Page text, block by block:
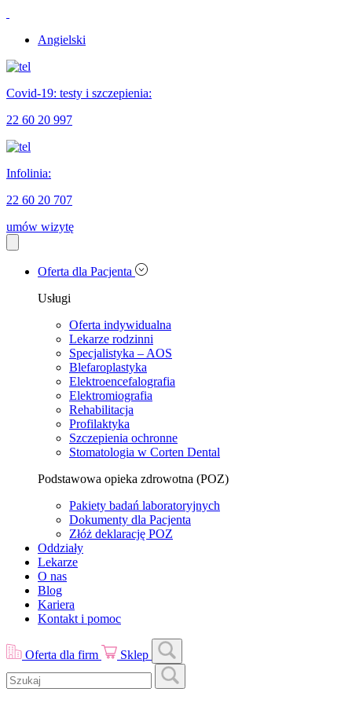
Angielski
Covid-19: testy i szczepienia:
22 60 20 997
Infolinia:
22 60 20 707
umów wizytę
Oferta dla Pacjenta
Usługi
Oferta indywidualna
Lekarze rodzinni
Specjalistyka – AOS
Blefaroplastyka
Elektroencefalografia
Elektromiografia
Rehabilitacja
Profilaktyka
Szczepienia ochronne
Stomatologia w Corten Dental
Podstawowa opieka zdrowotna (POZ)
Pakiety badań laboratoryjnych
Dokumenty dla Pacjenta
Złóż deklarację POZ
Oddziały
Lekarze
O nas
Blog
Kariera
Kontakt i pomoc
Oferta dla firm Sklep